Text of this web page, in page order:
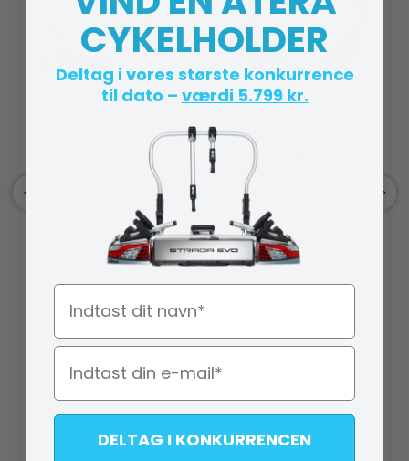
Trykluftdrevet oliepumpe
- Til påfyldning af olie
Hold fast EPDM autorem
CYKELHOLDER
Deltag i vores største konkurrence
til dato – værdi 5.799 kr.
Navn
DELTAG I KONKURRENCEN